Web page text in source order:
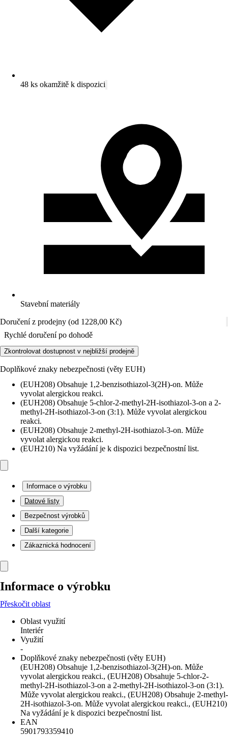
48 ks okamžitě k dispozici
Stavební materiály
Doručení z prodejny (od 1228,00 Kč)
Rychlé doručení po dohodě
Zkontrolovat dostupnost v nejbližší prodejně
Doplňkové znaky nebezpečnosti (věty EUH)
(EUH208) Obsahuje 1,2-benzisothiazol-3(2H)-on. Může
vyvolat alergickou reakci.
(EUH208) Obsahuje 5-chlor-2-methyl-2H-isothiazol-3-on a 2-
methyl-2H-isothiazol-3-on (3:1). Může vyvolat alergickou
reakci.
(EUH208) Obsahuje 2-methyl-2H-isothiazol-3-on. Může
vyvolat alergickou reakci.
(EUH210) Na vyžádání je k dispozici bezpečnostní list.
Informace o výrobku
Datové listy
Bezpečnost výrobků
Další kategorie
Zákaznická hodnocení
Informace o výrobku
Přeskočit oblast
Oblast využití
Interiér
Využití
-
Doplňkové znaky nebezpečnosti (věty EUH)
(EUH208) Obsahuje 1,2-benzisothiazol-3(2H)-on. Může
vyvolat alergickou reakci., (EUH208) Obsahuje 5-chlor-2-
methyl-2H-isothiazol-3-on a 2-methyl-2H-isothiazol-3-on (3:1).
Může vyvolat alergickou reakci., (EUH208) Obsahuje 2-methyl-
2H-isothiazol-3-on. Může vyvolat alergickou reakci., (EUH210)
Na vyžádání je k dispozici bezpečnostní list.
EAN
5901793359410